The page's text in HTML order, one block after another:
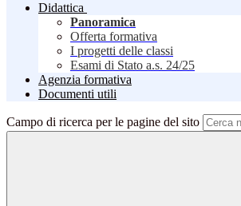
Didattica
Panoramica
Offerta formativa
I progetti delle classi
Esami di Stato a.s. 24/25
Agenzia formativa
Documenti utili
Campo di ricerca per le pagine del sito